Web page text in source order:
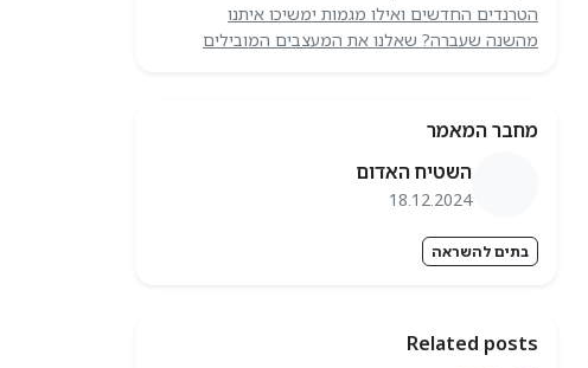
הטרנדים החדשים ואילו מגמות ימשיכו איתנו
מהשנה שעברה? שאלנו את המעצבים המובילים
מחבר המאמר
השטיח האדום
18.12.2024
בתים להשראה
Related posts